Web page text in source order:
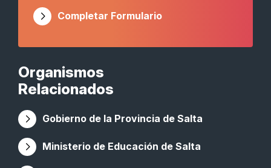
Organismos
Relacionados
Gobierno de la Provincia de Salta
Ministerio de Educación de Salta
Completar Formulario